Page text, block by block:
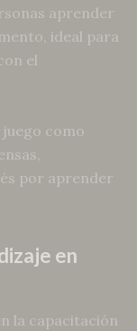
aprender
ideal para
el
como
por aprender
en
la capacitación